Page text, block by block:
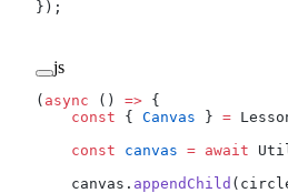
});
js
( async () => {
    const
{ Canvas } =
    const
canvas = await
    canvas.
appendChild